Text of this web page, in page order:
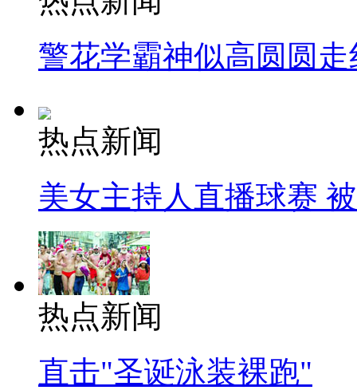
警花学霸神似高圆圆走
热点新闻
美女主持人直播球赛
热点新闻
直击"圣诞泳装裸跑"